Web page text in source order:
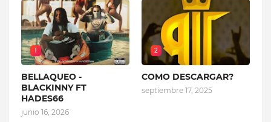
1
BELLAQUEO -
BLACKINNY FT
HADES66
junio 16, 2026
2
COMO DESCARGAR?
septiembre 17, 2025